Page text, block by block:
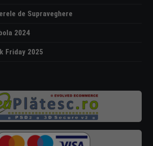
de Supraveghere
2024
Friday 2025